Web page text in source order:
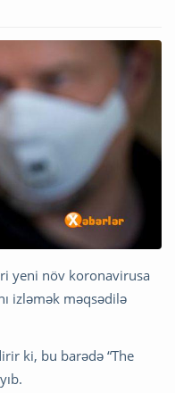
yeni növ koronavirusa
izləmək məqsədilə
ki, bu barədə “The